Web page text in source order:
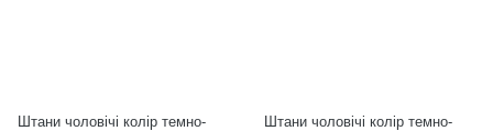
Штани чоловічі колір темно-
Штани чоловічі колір темно-